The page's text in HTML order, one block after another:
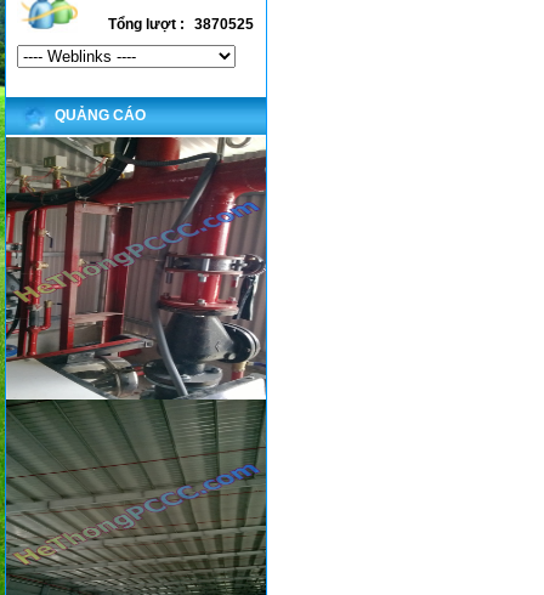
Tổng lượt :
3870525
QUẢNG CÁO